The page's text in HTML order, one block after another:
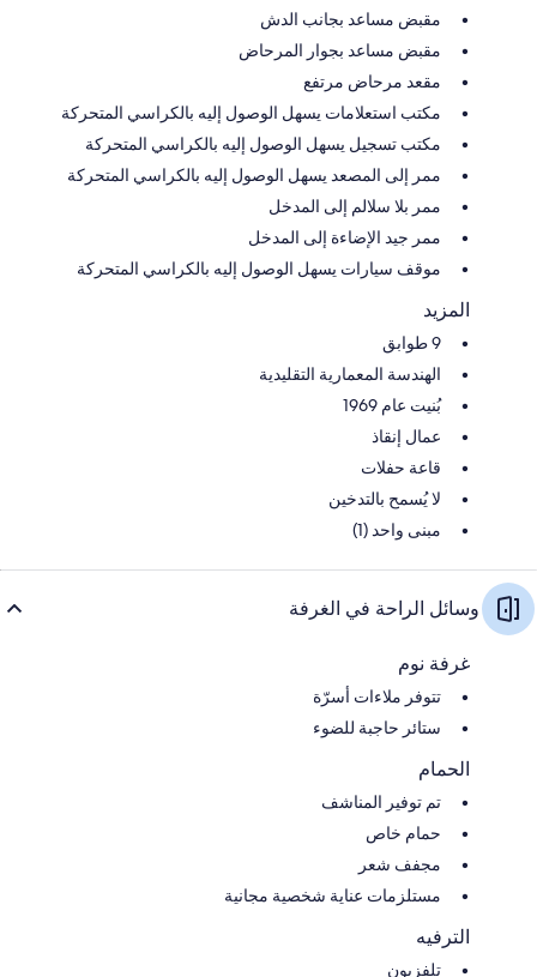
مقبض مساعد بجانب الدش
مقبض مساعد بجوار المرحاض
مقعد مرحاض مرتفع
مكتب استعلامات يسهل الوصول إليه بالكراسي المتحركة
مكتب تسجيل يسهل الوصول إليه بالكراسي المتحركة
ممر إلى المصعد يسهل الوصول إليه بالكراسي المتحركة
ممر بلا سلالم إلى المدخل
ممر جيد الإضاءة إلى المدخل
موقف سيارات يسهل الوصول إليه بالكراسي المتحركة
المزيد
9 طوابق
الهندسة المعمارية التقليدية
بُنيت عام 1969
عمال إنقاذ
قاعة حفلات
لا يُسمح بالتدخين
مبنى واحد (1)
وسائل الراحة في الغرفة
غرفة نوم
تتوفر ملاءات أسرّة
ستائر حاجبة للضوء
الحمام
تم توفير المناشف
حمام خاص
مجفف شعر
مستلزمات عناية شخصية مجانية
الترفيه
تلفزيون